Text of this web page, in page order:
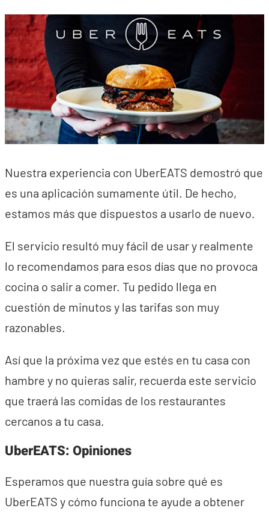
Nuestra experiencia con UberEATS demostró que
es una aplicación sumamente útil. De hecho,
estamos más que dispuestos a usarlo de nuevo.
El servicio resultó muy fácil de usar y realmente
lo recomendamos para esos días que no provoca
cocina o salir a comer. Tu pedido llega en
cuestión de minutos y las tarifas son muy
razonables.
Así que la próxima vez que estés en tu casa con
hambre y no quieras salir, recuerda este servicio
que traerá las comidas de los restaurantes
cercanos a tu casa.
UberEATS: Opiniones
Esperamos que nuestra guía sobre qué es
UberEATS y cómo funciona te ayude a obtener